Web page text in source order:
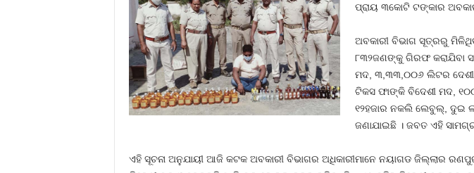
ପ୍ରାୟ ୩କୋଟି ଟଙ୍କାର
ଅବକାରୀ ବିଭାଗ ସୂତ୍ରରୁ
୮୩୨ଜଣଙ୍କୁ ଗିରଫ କରାଯିବା
ମଦ, ୩,୩୩,୦୦୬ ଲିଟର
ଟିକସ ଫାଙ୍କି ବିଦେଶୀ ମଦ,
୧୨ହଜାର ନକଲି ଲେବୁଲ୍‍, ଦୁଇ
ଜଣାଯାଇଛି । ଜବତ ଏହି
ଏହି ସୂଚନା ଅନୁଯାୟୀ ଆଜି କଟକ ଅବକାରୀ ବିଭାଗର ଅଧିକାରୀମାନେ ନୟାଗଡ